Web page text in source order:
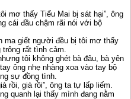
mơ thấy Tiểu Mai bị sát hại”, ông
cái đầu chậm rãi nói với bộ
ma giết người đều bị tôi mơ thấy
trông rất tình cảm.
tôi không ghét bà đâu, bà yên
ông nhẹ nhàng xoa vào tay bộ
sự đồng tình.
rồi, già rồi”, ông ta tự lấp liếm.
quanh lại thấy mình đang nằm